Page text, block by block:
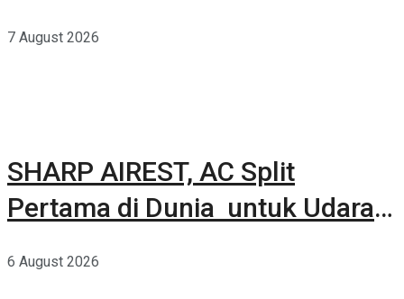
7 August 2026
SHARP AIREST, AC Split
Pertama di Dunia untuk Udara
6 August 2026